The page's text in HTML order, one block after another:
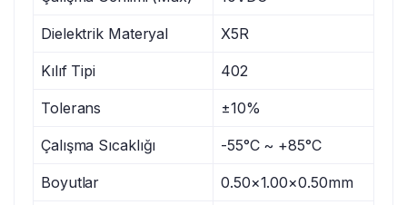
Dielektrik Materyal X5R
Kılıf Tipi 402
Tolerans ±10%
Çalışma Sıcaklığı -55°C ~ +85°C
Boyutlar 0.50×1.00×0.50mm